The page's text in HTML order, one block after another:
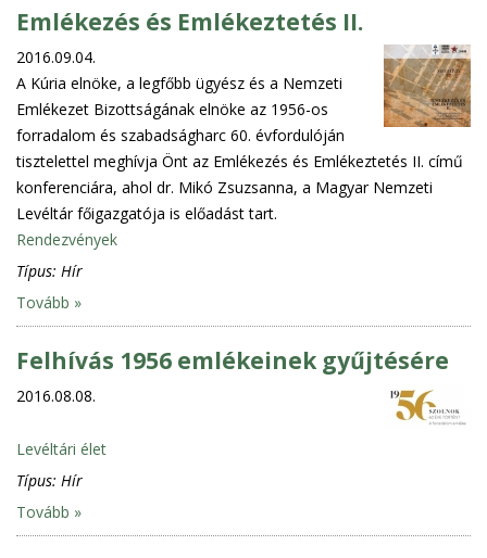
Emlékezés és Emlékeztetés II.
2016.09.04.
A Kúria elnöke, a legfőbb ügyész és a Nemzeti
Emlékezet Bizottságának elnöke az 1956-os
forradalom és szabadságharc 60. évfordulóján
tisztelettel meghívja Önt az Emlékezés és Emlékeztetés II. című
konferenciára, ahol dr. Mikó Zsuzsanna, a Magyar Nemzeti
Levéltár főigazgatója is előadást tart.
Rendezvények
Típus: Hír
Tovább »
Felhívás 1956 emlékeinek gyűjtésére
2016.08.08.
Levéltári élet
Típus: Hír
Tovább »